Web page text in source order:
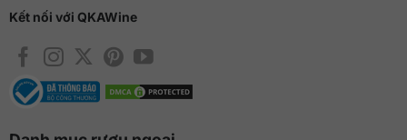
Kết nối với QKAWine